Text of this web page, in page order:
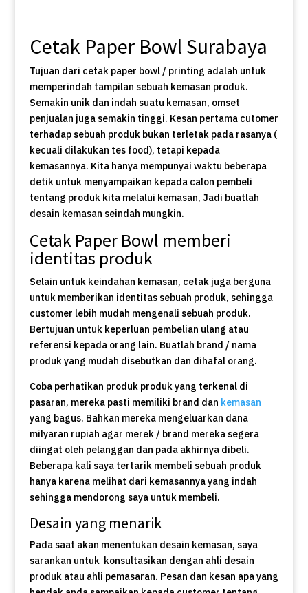
Cetak Paper Bowl Surabaya
Tujuan dari cetak paper bowl / printing adalah untuk
memperindah tampilan sebuah kemasan produk.
Semakin unik dan indah suatu kemasan, omset
penjualan juga semakin tinggi. Kesan pertama cutomer
terhadap sebuah produk bukan terletak pada rasanya (
kecuali dilakukan tes food), tetapi kepada
kemasannya. Kita hanya mempunyai waktu beberapa
detik untuk menyampaikan kepada calon pembeli
tentang produk kita melalui kemasan, Jadi buatlah
desain kemasan seindah mungkin.
Cetak Paper Bowl memberi
identitas produk
Selain untuk keindahan kemasan, cetak juga berguna
untuk memberikan identitas sebuah produk, sehingga
customer lebih mudah mengenali sebuah produk.
Bertujuan untuk keperluan pembelian ulang atau
referensi kepada orang lain. Buatlah brand / nama
produk yang mudah disebutkan dan dihafal orang.
Coba perhatikan produk produk yang terkenal di
pasaran, mereka pasti memiliki brand dan kemasan
yang bagus. Bahkan mereka mengeluarkan dana
milyaran rupiah agar merek / brand mereka segera
diingat oleh pelanggan dan pada akhirnya dibeli.
Beberapa kali saya tertarik membeli sebuah produk
hanya karena melihat dari kemasannya yang indah
sehingga mendorong saya untuk membeli.
Desain yang menarik
Pada saat akan menentukan desain kemasan, saya
sarankan untuk konsultasikan dengan ahli desain
produk atau ahli pemasaran. Pesan dan kesan apa yang